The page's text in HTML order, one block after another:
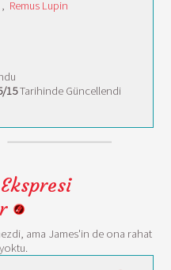
, Remus Lupin
15Tarihinde Güncellendi
ama James'in de ona rahat